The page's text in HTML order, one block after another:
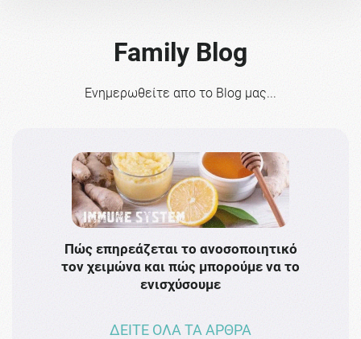
Family Blog
Ενημερωθείτε απο το Blog μας...
Πώς επηρεάζεται το ανοσοποιητικό
τον χειμώνα και πώς μπορούμε να το
ενισχύσουμε
ΔΕΙΤΕ ΟΛΑ ΤΑ ΑΡΘΡΑ